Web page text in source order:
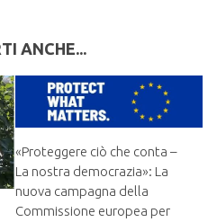
ANCHE...
«Proteggere ciò che conta –
La nostra democrazia»: La
nuova campagna della
Commissione europea per